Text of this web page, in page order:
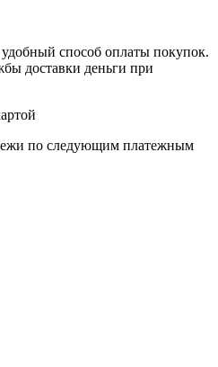
способ оплаты покупок.
доставки деньги при
по cледующим платежным